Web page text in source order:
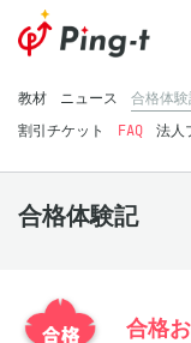
教材 ニュース 合格体
割引チケット
FAQ 法人
合格体験記
合格